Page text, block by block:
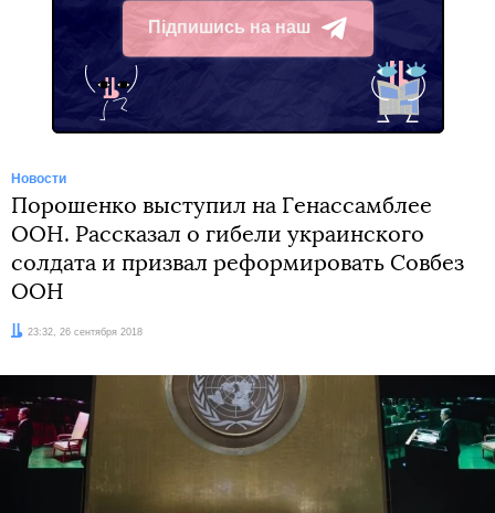
Підпишись на наш
Telegram
Новости
Порошенко выступил на Генассамблее
ООН. Рассказал о гибели украинского
солдата и призвал реформировать Совбез
ООН
Дата:23:32, 26 сентября 2018